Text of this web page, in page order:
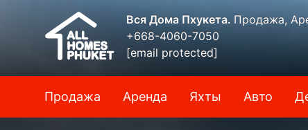
Вся Дома Пхукета. Продажа,
+668-4060-7050
[email protected]
Продажа Аренда Яхты Авто